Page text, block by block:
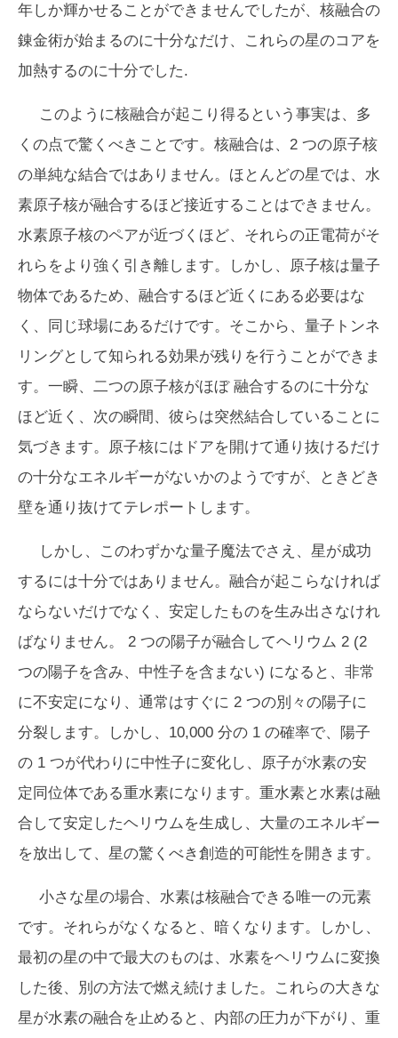
年しか輝かせることができませんでしたが、核融合の
錬金術が始まるのに十分なだけ、これらの星のコアを
加熱するのに十分でした.
このように核融合が起こり得るという事実は、多
くの点で驚くべきことです。核融合は、2 つの原子核
の単純な結合ではありません。ほとんどの星では、水
素原子核が融合するほど接近することはできません。
水素原子核のペアが近づくほど、それらの正電荷がそ
れらをより強く引き離します。しかし、原子核は量子
物体であるため、融合するほど近くにある必要はな
く、同じ球場にあるだけです。そこから、量子トンネ
リングとして知られる効果が残りを行うことができま
す。一瞬、二つの原子核がほぼ融合するのに十分な
ほど近く、次の瞬間、彼らは突然結合していることに
気づきます。原子核にはドアを開けて通り抜けるだけ
の十分なエネルギーがないかのようですが、ときどき
壁を通り抜けてテレポートします。
しかし、このわずかな量子魔法でさえ、星が成功
するには十分ではありません。融合が起こらなければ
ならないだけでなく、安定したものを生み出さなけれ
ばなりません。 2 つの陽子が融合してヘリウム 2 (2
つの陽子を含み、中性子を含まない) になると、非常
に不安定になり、通常はすぐに 2 つの別々の陽子に
分裂します。しかし、10,000 分の 1 の確率で、陽子
の 1 つが代わりに中性子に変化し、原子が水素の安
定同位体である重水素になります。重水素と水素は融
合して安定したヘリウムを生成し、大量のエネルギー
を放出して、星の驚くべき創造的可能性を開きます。
小さな星の場合、水素は核融合できる唯一の元素
です。それらがなくなると、暗くなります。しかし、
最初の星の中で最大のものは、水素をヘリウムに変換
した後、別の方法で燃え続けました。これらの大きな
星が水素の融合を止めると、内部の圧力が下がり、重